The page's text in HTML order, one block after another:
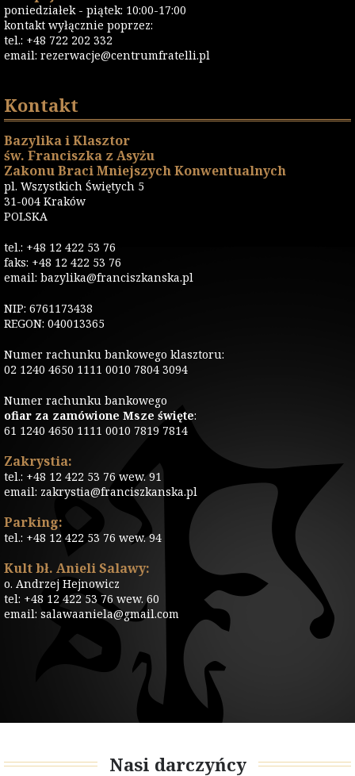
poniedziałek - piątek: 10:00-17:00
kontakt wyłącznie poprzez:
tel.: +48 722 202 332
email: rezerwacje@centrumfratelli.pl
Kontakt
Bazylika i Klasztor
św. Franciszka z Asyżu
Zakonu Braci Mniejszych Konwentualnych
pl. Wszystkich Świętych 5
31-004 Kraków
POLSKA
tel.: +48 12 422 53 76
faks: +48 12 422 53 76
email: bazylika@franciszkanska.pl
NIP: 6761173438
REGON: 040013365
Numer rachunku bankowego klasztoru:
02 1240 4650 1111 0010 7804 3094
Numer rachunku bankowego
ofiar za zamówione Msze święte:
61 1240 4650 1111 0010 7819 7814
Zakrystia:
tel.: +48 12 422 53 76 wew. 91
email: zakrystia@franciszkanska.pl
Parking:
tel.: +48 12 422 53 76 wew. 94
Kult bł. Anieli Salawy:
o. Andrzej Hejnowicz
tel: +48 12 422 53 76 wew. 60
email: salawaaniela@gmail.com
Nasi darczyńcy